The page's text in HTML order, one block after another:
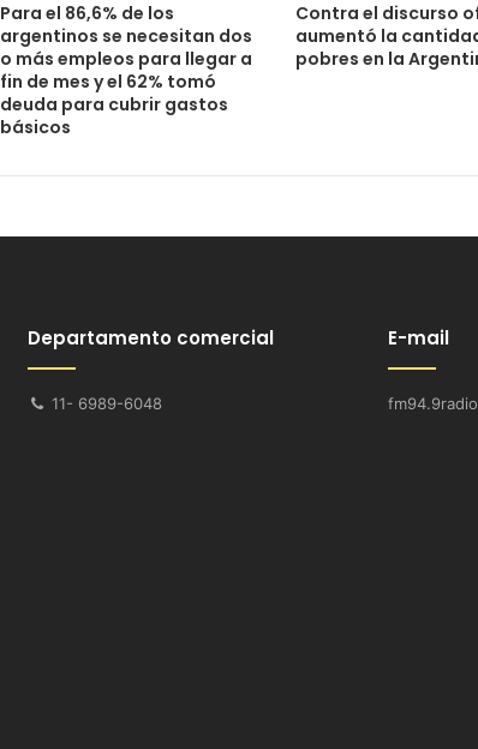
Para el 86,6% de los
argentinos se necesitan dos
o más empleos para llegar a
fin de mes y el 62% tomó
deuda para cubrir gastos
básicos
Contra el discurso
aumentó la
pobres en la
Departamento comercial
11- 6989-6048
E-mail